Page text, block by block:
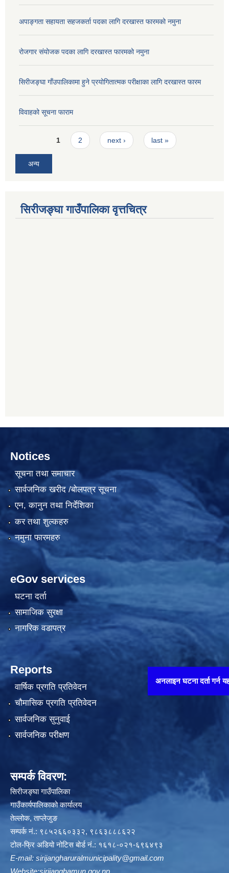
अपाङ्गता सहायता सहजकर्ता पदका लागि दरखास्त फारमको नमुना
रोजगार संयोजक पदका लागि दरखास्त फारमको नमुना
सिरीजङ्घा गाँउपालिकामा हुने प्रयोगितात्मक परीक्षाका लागि दरखास्त फारम
विवाहको सूचना फाराम
Pages1 2 next › last »
अन्य
सिरीजङ्घा गाउँपालिका वृत्तचित्र
अनलाइन घटना दर्ता गर्न यहाँ
Notices
सूचना तथा समाचार
सार्वजनिक खरीद /बोलपत्र सूचना
एन, कानुन तथा निर्देशिका
कर तथा शुल्कहरु
नमुना फारमहरु
eGov services
घटना दर्ता
सामाजिक सुरक्षा
नागरिक वडापत्र
Reports
वार्षिक प्रगति प्रतिवेदन
चौमासिक प्रगति प्रतिवेदन
सार्वजनिक सुनुवाई
सार्वजनिक परीक्षण
सम्पर्क विवरण:
सिरीजङ्घा गाउँपालिका
गाउँकार्यपालिकाको कार्यालय
तेल्लोक, ताप्लेजुङ
सम्पर्क नं.: ९८५२६६०३३२, ९८६३८८८६२२
टोल-फ्रि अडियो नोटिस बोर्ड नं.: १६१८-०२१-६९६४९३
E-mail: sirijangharuralmunicipality@gmail.com
Website:sirijanghamun.gov.np